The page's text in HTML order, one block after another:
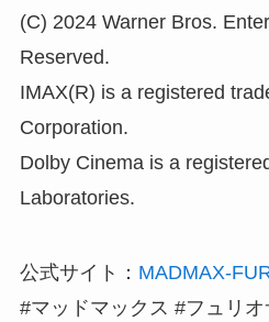
(C) 2024 Warner Bros.
Reserved.
IMAX(R) is a registered
Corporation.
Dolby Cinema is a
Laboratories.
公式サイト： MADMAX-
#マッドマックス #フュリオ